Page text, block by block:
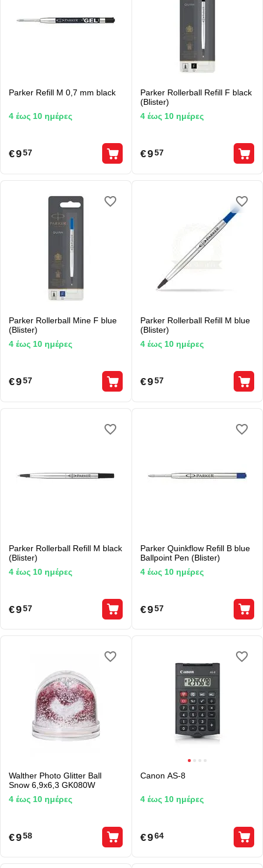
Parker Refill M 0,7 mm black
4 έως 10 ημέρες
€9 57
Parker Rollerball Refill F black
(Blister)
4 έως 10 ημέρες
€9 57
Parker Rollerball Mine F blue
(Blister)
4 έως 10 ημέρες
€9 57
Parker Rollerball Refill M blue
(Blister)
4 έως 10 ημέρες
€9 57
Parker Rollerball Refill M black
(Blister)
4 έως 10 ημέρες
€9 57
Parker Quinkflow Refill B blue
Ballpoint Pen (Blister)
4 έως 10 ημέρες
€9 57
Walther Photo Glitter Ball
Snow 6,9x6,3 GK080W
4 έως 10 ημέρες
€9 58
Canon AS-8
4 έως 10 ημέρες
€9 64